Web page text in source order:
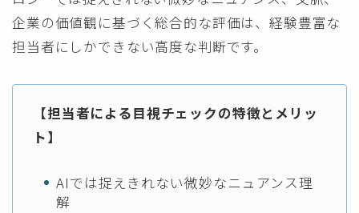
企業の価値観に基づく総合的な評価は、経験豊富な
担当者にしかできない高度な判断です。
【担当者による目視チェックの特徴とメリッ
ト】
AIでは捉えきれない微妙なニュアンス理
解